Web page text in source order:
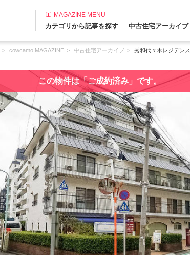
MAGAZINE MENU
カテゴリから記事を探す 中古住宅アーカイブ
cowcamo MAGAZINE 中古住宅アーカイブ 秀和代々木レジデンス
この物件は「ご成約済み」です。